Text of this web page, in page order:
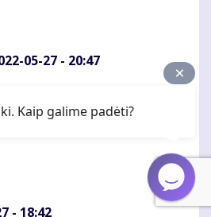
05-27 - 20:47
250mg
- 18:42
Kaip galime padėti?